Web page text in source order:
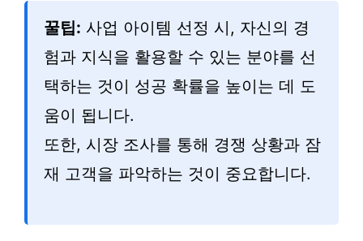
꿀팁: 사업 아이템 선정 시, 자신의 경
험과 지식을 활용할 수 있는 분야를 선
택하는 것이 성공 확률을 높이는 데 도
움이 됩니다.
또한, 시장 조사를 통해 경쟁 상황과 잠
재 고객을 파악하는 것이 중요합니다.